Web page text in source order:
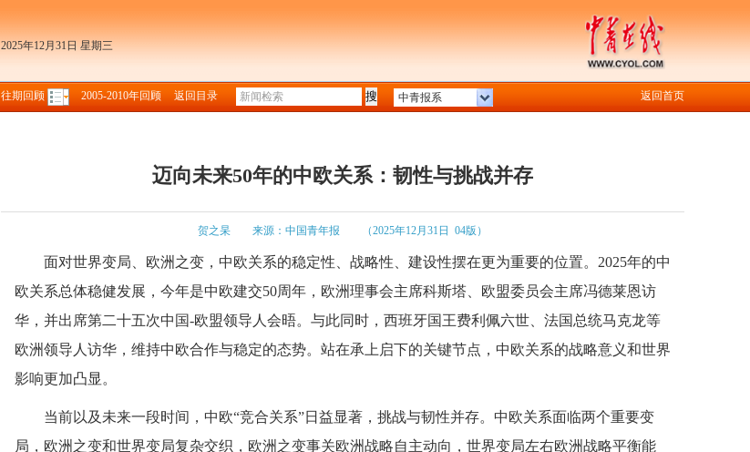
2025年12月31日 星期三
往期回顾 2005-2010年回顾 返回目录 中青报系 返回首页
迈向未来50年的中欧关系：韧性与挑战并存
贺之杲 来源：中国青年报 （2025年12月31日 04版）
面对世界变局、欧洲之变，中欧关系的稳定性、战略性、建设性摆在更为重要的位置。2025年的中
欧关系总体稳健发展，今年是中欧建交50周年，欧洲理事会主席科斯塔、欧盟委员会主席冯德莱恩访
华，并出席第二十五次中国-欧盟领导人会晤。与此同时，西班牙国王费利佩六世、法国总统马克龙等
欧洲领导人访华，维持中欧合作与稳定的态势。站在承上启下的关键节点，中欧关系的战略意义和世界
影响更加凸显。
当前以及未来一段时间，中欧“竞合关系”日益显著，挑战与韧性并存。中欧关系面临两个重要变
局，欧洲之变和世界变局复杂交织，欧洲之变事关欧洲战略自主动向，世界变局左右欧洲战略平衡能